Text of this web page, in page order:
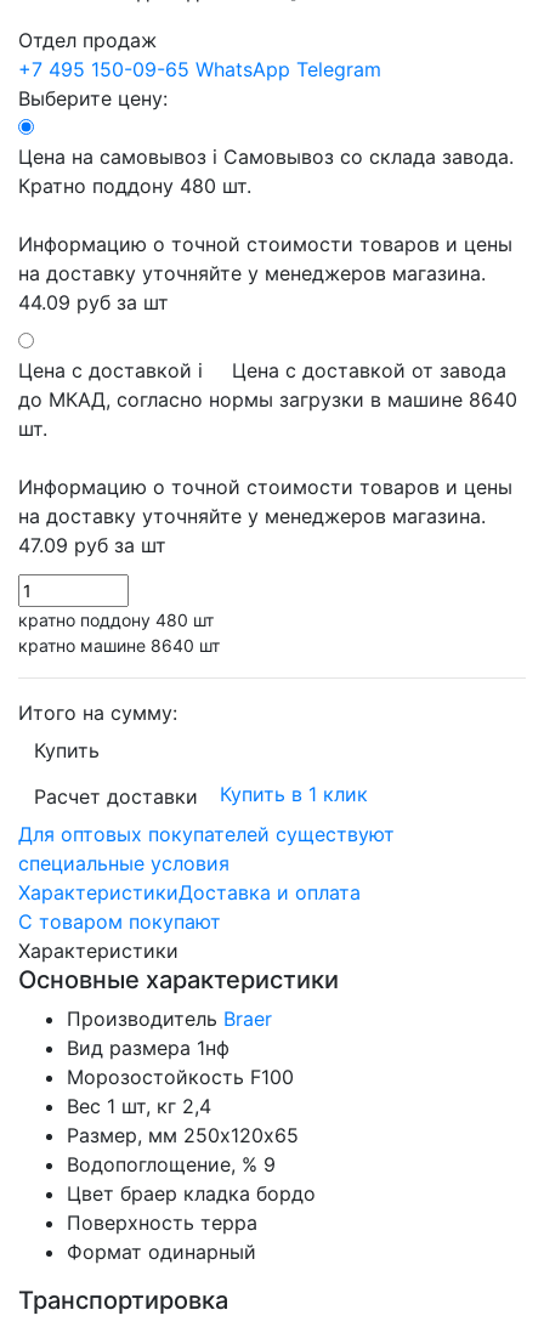
Отдел продаж
+7 495 150-09-65 WhatsApp Telegram
Выберите цену:
Цена на самовывоз i Самовывоз со склада завода.
Кратно поддону 480 шт.
Информацию о точной стоимости товаров и цены
на доставку уточняйте у менеджеров магазина.
44.09 руб за шт
Цена с доставкой i
Цена с доставкой от завода
до МКАД, согласно нормы загрузки в машине 8640
шт.
Информацию о точной стоимости товаров и цены
на доставку уточняйте у менеджеров магазина.
47.09 руб за шт
кратно поддону 480 шт
кратно машине 8640 шт
Итого на сумму:
Купить
Расчет доставки
Купить в 1 клик
Для оптовых покупателей существуют
специальные условия
ХарактеристикиДоставка и оплата
С товаром покупают
Характеристики
Основные характеристики
Производитель Braer
Вид размера 1нф
Морозостойкость F100
Вес 1 шт, кг 2,4
Размер, мм 250х120х65
Водопоглощение, % 9
Цвет браер кладка бордо
Поверхность терра
Формат одинарный
Транспортировка